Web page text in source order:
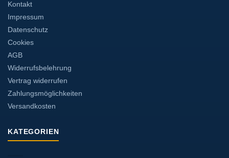
Kontakt
Impressum
Datenschutz
Cookies
AGB
Widerrufsbelehrung
Vertrag widerrufen
Zahlungsmöglichkeiten
Versandkosten
KATEGORIEN